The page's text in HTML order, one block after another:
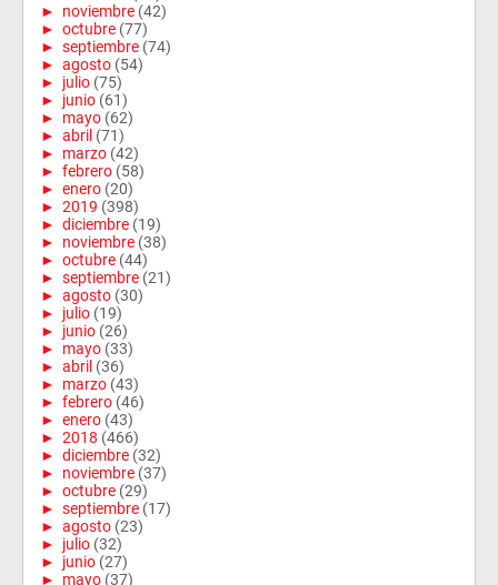
► noviembre (42)
► octubre (77)
► septiembre (74)
► agosto (54)
► julio (75)
► junio (61)
► mayo (62)
► abril (71)
► marzo (42)
► febrero (58)
► enero (20)
► 2019 (398)
► diciembre (19)
► noviembre (38)
► octubre (44)
► septiembre (21)
► agosto (30)
► julio (19)
► junio (26)
► mayo (33)
► abril (36)
► marzo (43)
► febrero (46)
► enero (43)
► 2018 (466)
► diciembre (32)
► noviembre (37)
► octubre (29)
► septiembre (17)
► agosto (23)
► julio (32)
► junio (27)
► mayo (37)